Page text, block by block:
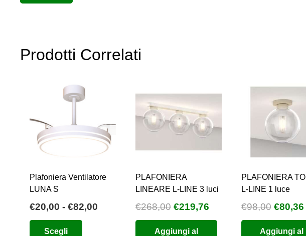
Le
essere
pagina
Prodotti Correlati
Plafoniera Ventilatore
LUNA S
€20,00 - €82,00
Scegli
PLAFONIERA
LINEARE L-LINE 3 luci
€268,00 Il
prezzo
originale
€219,76Il
prezzo
Aggiungi al
PLAFONIERA
L-LINE 1 luce
€98,00 Il
prezzo
€80,36Il
Aggiungi al